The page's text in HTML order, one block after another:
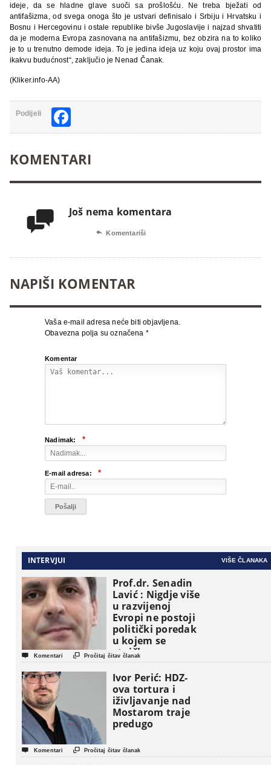
ideje, da se hladne glave suoči sa prošlošću. Ne treba bježati od
antifašizma, od svega onoga što je ustvari definisalo i Srbiju i Hrvatsku i
Bosnu i Hercegovinu i ostale republike bivše Jugoslavije i najzad shvatiti
da je moderna Evropa zasnovana na antifašizmu, bez obzira na to koliko
je to u trenutno demode ideja. To je jedina ideja uz koju ovaj prostor ima
ikakvu budućnost“, zaključio je Nenad Čanak.
(Kliker.info-AA)
Podijeli
KOMENTARI
 Još nema komentara
 Komentariši
NAPIŠI KOMENTAR
Vaša e-mail adresa neće biti objavljena.
Obavezna polja su označena *
Komentar
Nadimak: *
E-mail adresa: *
INTERVJUI VIŠE ČLANAKA
Prof.dr. Senadin
Lavić : Nigdje više
u razvijenoj
Evropi ne postoji
politički poredak
u kojem se
etničke grupe
pojavljuju kao
osnovne
političke jedinice
 Komentari  Pročitaj čitav članak
Ivor Perić: HDZ-
ova tortura i
iživljavanje nad
Mostarom traje
predugo
 Komentari  Pročitaj čitav članak